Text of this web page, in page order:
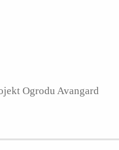
Ogrodu Avangard